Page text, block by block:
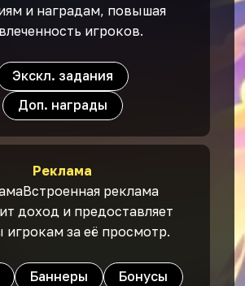
и наградам, повышая
игроков.
Экскл. задания
Доп. награды
Реклама
реклама
доход и предоставляет
игрокам за её просмотр.
Баннеры Бонусы